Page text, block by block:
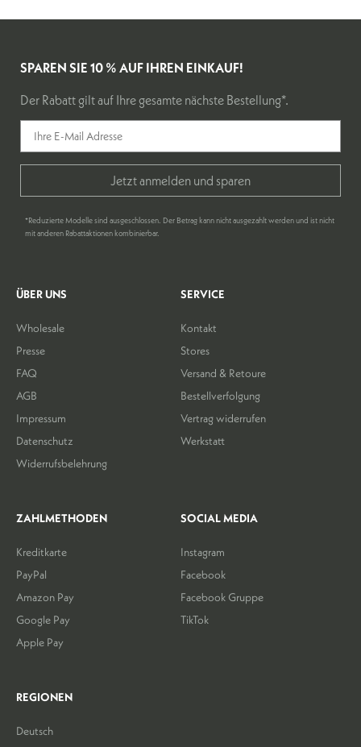
ÜBER UNS
Wholesale
Presse
FAQ
AGB
Impressum
Datenschutz
Widerrufsbelehrung
SERVICE
Kontakt
Stores
Versand & Retoure
Bestellverfolgung
Vertrag widerrufen
Werkstatt
ZAHLMETHODEN
Kreditkarte
PayPal
Amazon Pay
Google Pay
Apple Pay
SOCIAL MEDIA
Instagram
Facebook
Facebook Gruppe
TikTok
REGIONEN
Deutsch
SPAREN SIE 10 % AUF IHREN EINKAUF!
Der Rabatt gilt auf Ihre gesamte nächste Bestellung*.
Jetzt anmelden und sparen
*Reduzierte Modelle sind ausgeschlossen. Der Betrag kann nicht ausgezahlt werden und ist nicht
mit anderen Rabattaktionen kombinierbar.